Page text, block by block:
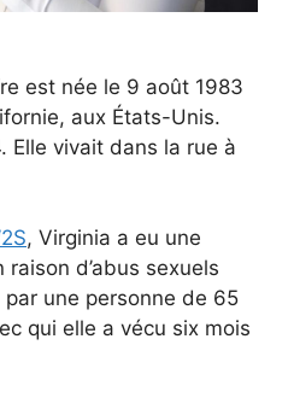
est née le 9 août 1983
aux États-Unis.
Elle vivait dans la rue à
, Virginia a eu une
d’abus sexuels
par une personne de 65
qui elle a vécu six mois